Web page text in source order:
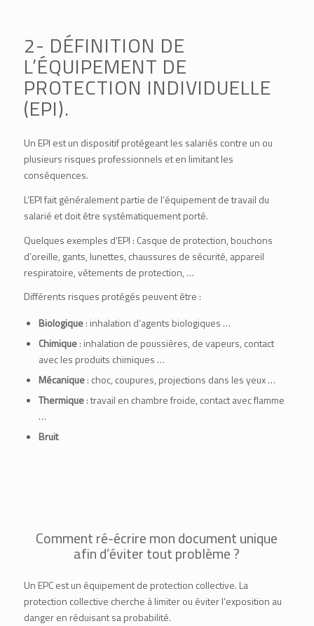
2- DÉFINITION DE
L’ÉQUIPEMENT DE
PROTECTION INDIVIDUELLE
(EPI).
Un EPI est un dispositif protégeant les salariés contre un ou
plusieurs risques professionnels et en limitant les
conséquences.
L’EPI fait généralement partie de l’équipement de travail du
salarié et doit être systématiquement porté.
Quelques exemples d’EPI : Casque de protection, bouchons
d’oreille, gants, lunettes, chaussures de sécurité, appareil
respiratoire, vêtements de protection, …
Différents risques protégés peuvent être :
Biologique: inhalation d’agents biologiques …
Chimique: inhalation de poussières, de vapeurs, contact
avec les produits chimiques …
Mécanique: choc, coupures, projections dans les yeux …
Thermique: travail en chambre froide, contact avec flamme
…
Bruit
Comment ré-écrire mon document unique
afin d’éviter tout problème ?
Un EPC est un équipement de protection collective. La
protection collective cherche à limiter ou éviter l’exposition au
danger en réduisant sa probabilité.